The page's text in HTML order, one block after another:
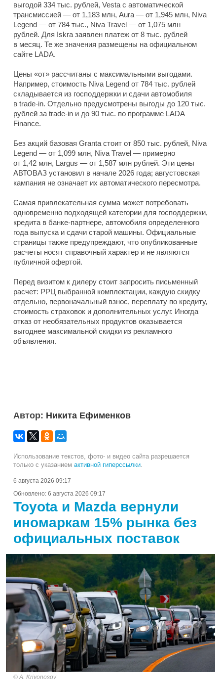
выгодой 334 тыс. рублей, Vesta с автоматической
трансмиссией — от 1,183 млн, Aura — от 1,945 млн, Niva
Legend — от 784 тыс., Niva Travel — от 1,075 млн
рублей. Для Iskra заявлен платеж от 8 тыс. рублей
в месяц. Те же значения размещены на официальном
сайте LADA.
Цены «от» рассчитаны с максимальными выгодами.
Например, стоимость Niva Legend от 784 тыс. рублей
складывается из господдержки и сдачи автомобиля
в trade-in. Отдельно предусмотрены выгоды до 120 тыс.
рублей за trade-in и до 90 тыс. по программе LADA
Finance.
Без акций базовая Granta стоит от 850 тыс. рублей, Niva
Legend — от 1,099 млн, Niva Travel — примерно
от 1,42 млн, Largus — от 1,587 млн рублей. Эти цены
АВТОВАЗ установил в начале 2026 года; августовская
кампания не означает их автоматического пересмотра.
Самая привлекательная сумма может потребовать
одновременно подходящей категории для господдержки,
кредита в банке-партнере, автомобиля определенного
года выпуска и сдачи старой машины. Официальные
страницы также предупреждают, что опубликованные
расчеты носят справочный характер и не являются
публичной офертой.
Перед визитом к дилеру стоит запросить письменный
расчет: РРЦ выбранной комплектации, каждую скидку
отдельно, первоначальный взнос, переплату по кредиту,
стоимость страховок и дополнительных услуг. Иногда
отказ от необязательных продуктов оказывается
выгоднее максимальной скидки из рекламного
объявления.
Автор: Никита Ефименков
Использование текстов, фото- и видео сайта разрешается
только с указанием активной гиперссылки.
6 августа 2026 09:17
Обновлено: 6 августа 2026 09:17
Toyota и Mazda вернули
иномаркам 15% рынка без
официальных поставок
A. Krivonosov